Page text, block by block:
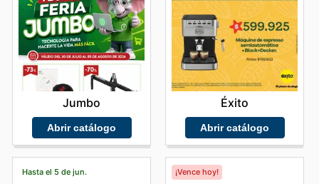
Jumbo
Abrir catálogo
Éxito
Abrir catálogo
Hasta el 5 de jun. ¡Vence hoy!